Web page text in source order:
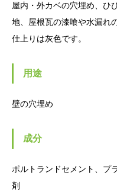
屋内・外カベの穴埋め、ひ
地、屋根瓦の漆喰や水漏れ
仕上りは灰色です。
用途
壁の穴埋め
成分
ポルトランドセメント、プ
剤